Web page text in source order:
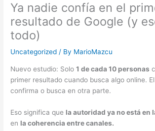
Ya nadie confía en el
resultado de Google (y
todo)
Uncategorized / By MarioMazcu
Nuevo estudio: Solo1 de cada 10 personas
primer resultado cuando busca algo online.
confirma o busca en otra parte.
Eso significa que la autoridad ya no está en
en la coherencia entre canales.